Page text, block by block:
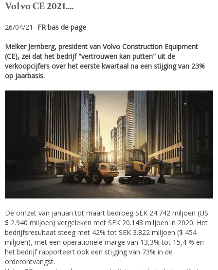
Volvo CE 2021....
26/04/21 -FR bas de page
Melker Jernberg, president van Volvo Construction Equipment
(CE), zei dat het bedrijf "vertrouwen kan putten" uit de
verkoopcijfers over het eerste kwartaal na een stijging van 23%
op jaarbasis.
De omzet van januari tot maart bedroeg SEK 24.742 miljoen (US
$ 2.940 miljoen) vergeleken met SEK 20.148 miljoen in 2020. Het
bedrijfsresultaat steeg met 42% tot SEK 3.822 miljoen ($ 454
miljoen), met een operationele marge van 13,3% tot 15,4 % en
het bedrijf rapporteert ook een stijging van 73% in de
orderontvangst.